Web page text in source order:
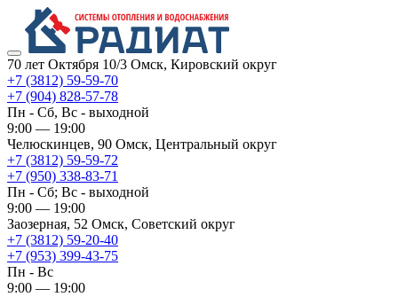
70 лет Октября 10/3 Омск, Кировский округ
+7 (3812) 59-59-70
+7 (904) 828-57-78
Пн - Сб, Вс - выходной
9:00 — 19:00
Челюскинцев, 90 Омск, ​Центральный округ
+7 (3812) 59-59-72
+7 (950) 338-83-71
Пн - Сб; Вс - выходной
9:00 — 19:00
Заозерная, 52 Омск, ​Советский округ
+7 (3812) 59-20-40
+7 (953) 399-43-75
Пн - Вс
9:00 — 19:00